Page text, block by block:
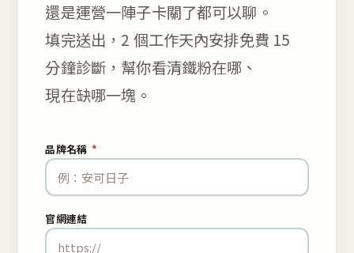
還是運營一陣子卡關了都可以聊。
填完送出，2 個工作天內安排免費 15
分鐘診斷，幫你看清鐵粉在哪、
現在缺哪一塊。
品牌名稱 *
官網連結